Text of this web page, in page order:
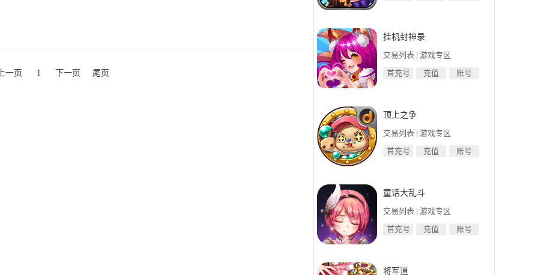
一页 1 下一页 尾页
挂机封神录
交易列表 | 游戏专区
首充号
充值 账号
顶上之争
交易列表 | 游戏专区
首充号
充值 账号
童话大乱斗
交易列表 | 游戏专区
首充号
充值 账号
将军道